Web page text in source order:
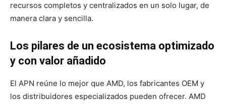
recursos completos y centralizados en un solo lugar, de
manera clara y sencilla.
Los pilares de un ecosistema optimizado
y con valor añadido
El APN reúne lo mejor que AMD, los fabricantes OEM y
los distribuidores especializados pueden ofrecer. AMD